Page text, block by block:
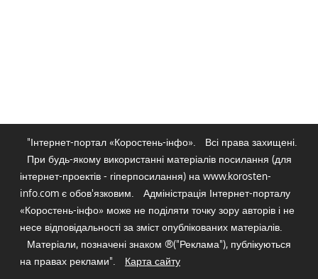
"Інтернет-портал «Коростень-інфо».
Всі права захищені.
При будь-якому використанні матеріалів посилання (для
інтернет-проектів - гіперпосилання) на www.korosten-
info.com є обов'язковим.
Адміністрація Інтернет-порталу
«Коростень-інфо» може не поділяти точку зору авторів і не
несе відповідальності за зміст опублікованих матеріалів.
Матеріали, позначені знаком ®("Реклама"), публікуються
на правах реклами".
Карта сайту